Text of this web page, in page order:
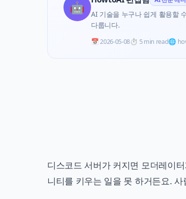
🤖
AI 기술을 누구나 쉽게 활용할
다룹니다.
📅2026-05-08⏱️ 5 min read🌐
디스코드 서버가 커지면 모더레이
니티를 키우는 일을 못 하거든요.